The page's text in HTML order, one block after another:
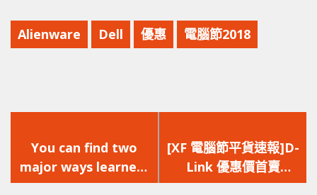
Alienware Dell 優惠 電腦節2018
一
篇
文
You can find two
major ways learners
may take to be able
一
篇
文
[XF 電腦節平貨速報]D-
Link 優惠價首賣
COVR-2202 多款網絡